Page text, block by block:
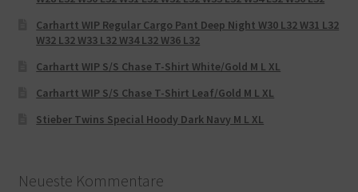
Carhartt WIP Regular Cargo Pant Deep Night W30 L32 W31 L32
W32 L32 W33 L32 W34 L32 W36 L32
Carhartt WIP S/S Chase T-Shirt White/Gold M L XL
Carhartt WIP S/S Chase T-Shirt Leaf/Gold M L XL
Stieber Twins Special Hoody Dark Navy M L XL
Neueste Kommentare